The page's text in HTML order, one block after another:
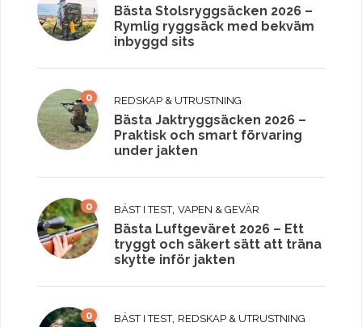
Bästa Stolsryggsäcken 2026 –
Rymlig ryggsäck med bekväm
inbyggd sits
0 REDSKAP & UTRUSTNING
Bästa Jaktryggsäcken 2026 –
Praktisk och smart förvaring
under jakten
0 BÄST I TEST, VAPEN & GEVÄR
Bästa Luftgeväret 2026 – Ett
tryggt och säkert sätt att träna
skytte inför jakten
0 BÄST I TEST, REDSKAP & UTRUSTNING